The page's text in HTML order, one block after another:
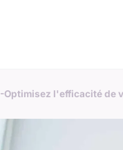
-Optimisez l'efficacité de